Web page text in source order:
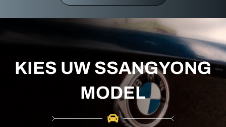
c
KIES UW SSANGYONG
MODEL